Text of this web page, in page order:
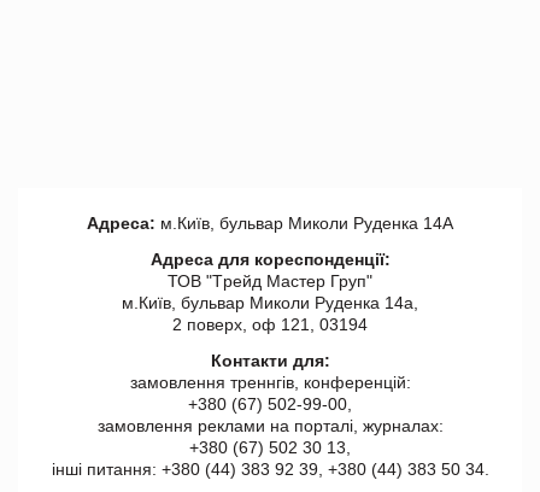
Адреса: м.Київ, бульвар Миколи Руденка 14А
Адреса для кореспонденції:
ТОВ "Tрейд Мастер Груп"
м.Київ, бульвар Миколи Руденка 14а,
2 поверх, оф 121, 03194
Контакти для:
замовлення треннгів, конференцій:
+380 (67) 502-99-00,
замовлення реклами на порталі, журналах:
+380 (67) 502 30 13,
інші питання: +380 (44) 383 92 39, +380 (44) 383 50 34.